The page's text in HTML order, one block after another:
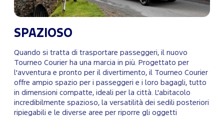
SPAZIOSO
Quando si tratta di trasportare passeggeri, il nuovo
Tourneo Courier ha una marcia in più. Progettato per
l'avventura e pronto per il divertimento, il Tourneo Courier
offre ampio spazio per i passeggeri e i loro bagagli, tutto
in dimensioni compatte, ideali per la città. L'abitacolo
incredibilmente spazioso, la versatilità dei sedili posteriori
ripiegabili e le diverse aree per riporre gli oggetti